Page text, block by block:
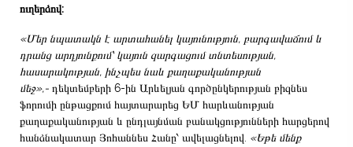
ուղերձով:
«Մեր նպատակն է արտահանել կայունություն, բարգավաճում և
դրանց արդյունքում՝ կայուն զարգացում տնտեսության,
հասարակության, ինչպես նաև քաղաքականության
մեջ»,- դեկտեմբերի 6-ին Արևելյան գործընկերության բիզնես
ֆորումի ընթացքում հայտարարեց ԵՄ հարևանության
քաղաքականության և ընդլայնման բանակցությունների հարցերով
հանձնակատար Յոհաննես Հանը՝ ավելացնելով. «Եթե մենք